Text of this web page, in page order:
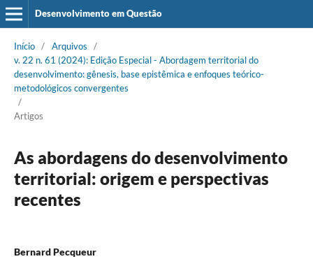
Desenvolvimento em Questão
Início / Arquivos
/
v. 22 n. 61 (2024): Edição Especial - Abordagem territorial do
desenvolvimento: gênesis, base epistêmica e enfoques teórico-
metodológicos convergentes
/
Artigos
As abordagens do desenvolvimento
territorial: origem e perspectivas
recentes
Bernard Pecqueur